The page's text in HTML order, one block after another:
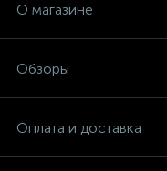
О магазине
Обзоры
Оплата и доставка